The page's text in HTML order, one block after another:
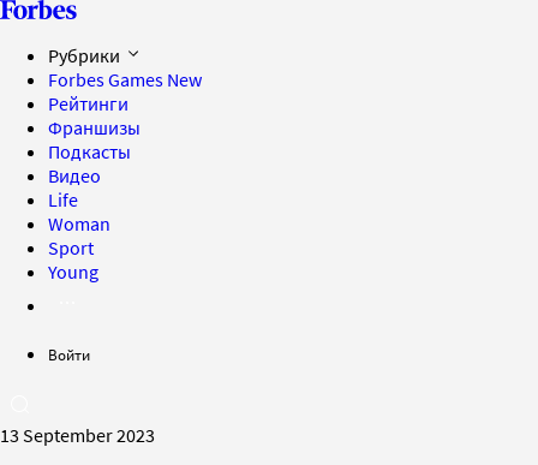
Рубрики
Forbes Games New
Рейтинги
Франшизы
Подкасты
Видео
Life
Woman
Sport
Young
Войти
13 September 2023